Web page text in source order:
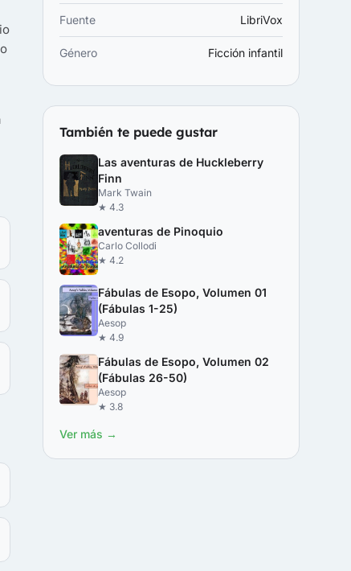
Fuente LibriVox
Género Ficción infantil
También te puede gustar
Las aventuras de Huckleberry
Finn
Mark Twain
★ 4.3
aventuras de Pinoquio
Carlo Collodi
★ 4.2
Fábulas de Esopo, Volumen 01
(Fábulas 1-25)
Aesop
★ 4.9
Fábulas de Esopo, Volumen 02
(Fábulas 26-50)
Aesop
★ 3.8
Ver más →